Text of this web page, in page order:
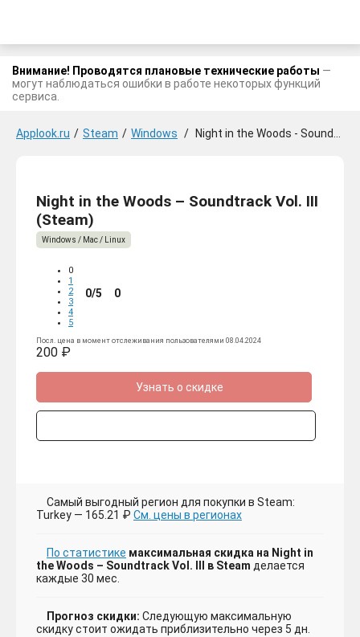
Внимание! Проводятся плановые технические работы —
могут наблюдаться ошибки в работе некоторых функций
сервиса.
Applook.ru / Steam / Windows / Night in the Woods - Soundtrack Vol. III
Night in the Woods – Soundtrack Vol. III
(Steam)
Windows / Mac / Linux
0
1
2
3
4
5
0/5 0
Посл. цена в момент отслеживания пользователями 08.04.2024
200 ₽
Узнать о скидке
Самый выгодный регион для покупки в Steam:
Turkey — 165.21 ₽ См. цены в регионах
По статистике максимальная скидка на Night in
the Woods – Soundtrack Vol. III в Steam делается
каждые 30 мес.
Прогноз скидки: Следующую максимальную
скидку стоит ожидать приблизительно через 5 дн.